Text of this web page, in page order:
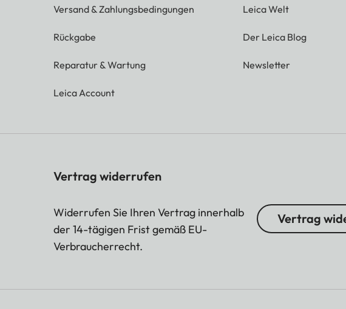
Versand & Zahlungsbedingungen
Rückgabe
Reparatur & Wartung
Leica Account
Leica Welt
Der Leica Blog
Newsletter
Vertrag widerrufen
Widerrufen Sie Ihren Vertrag innerhalb
der 14-tägigen Frist gemäß EU-
Verbraucherrecht.
Vertrag